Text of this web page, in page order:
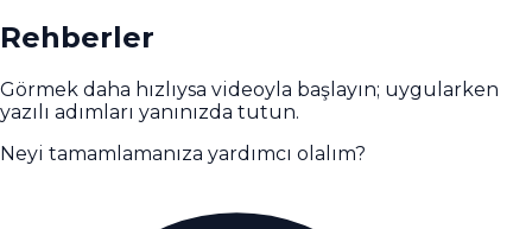
Rehberler
Görmek daha hızlıysa videoyla başlayın; uygularken
yazılı adımları yanınızda tutun.
Neyi tamamlamanıza yardımcı olalım?